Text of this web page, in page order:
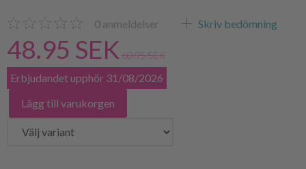
0 anmeldelser Skriv bedömning
48.95 SEK 60.95 SEK
Erbjudandet upphör 31/08/2026
Lägg till varukorgen